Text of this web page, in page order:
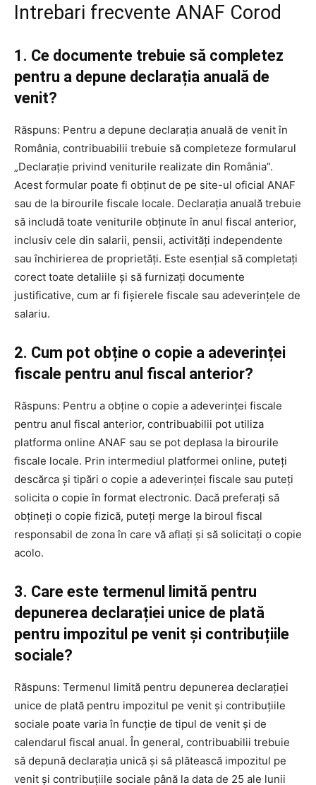
Intrebari frecvente ANAF Corod
1. Ce documente trebuie să completez
pentru a depune declarația anuală de
venit?
Răspuns: Pentru a depune declarația anuală de venit în
România, contribuabilii trebuie să completeze formularul
„Declarație privind veniturile realizate din România”.
Acest formular poate fi obținut de pe site-ul oficial ANAF
sau de la birourile fiscale locale. Declarația anuală trebuie
să includă toate veniturile obținute în anul fiscal anterior,
inclusiv cele din salarii, pensii, activități independente
sau închirierea de proprietăți. Este esențial să completați
corect toate detaliile și să furnizați documente
justificative, cum ar fi fișierele fiscale sau adeverințele de
salariu.
2. Cum pot obține o copie a adeverinței
fiscale pentru anul fiscal anterior?
Răspuns: Pentru a obține o copie a adeverinței fiscale
pentru anul fiscal anterior, contribuabilii pot utiliza
platforma online ANAF sau se pot deplasa la birourile
fiscale locale. Prin intermediul platformei online, puteți
descărca și tipări o copie a adeverinței fiscale sau puteți
solicita o copie în format electronic. Dacă preferați să
obțineți o copie fizică, puteți merge la biroul fiscal
responsabil de zona în care vă aflați și să solicitați o copie
acolo.
3. Care este termenul limită pentru
depunerea declarației unice de plată
pentru impozitul pe venit și contribuțiile
sociale?
Răspuns: Termenul limită pentru depunerea declarației
unice de plată pentru impozitul pe venit și contribuțiile
sociale poate varia în funcție de tipul de venit și de
calendarul fiscal anual. În general, contribuabilii trebuie
să depună declarația unică și să plătească impozitul pe
venit și contribuțiile sociale până la data de 25 ale lunii